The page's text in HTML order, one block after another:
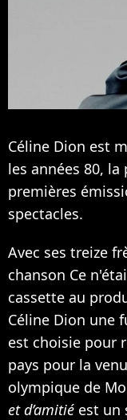
Céline Dion est
les années 80,
premières
spectacles.
Avec ses treize
chanson Ce
cassette au
Céline Dion une
est choisie pour
pays pour la
olympique de
et d’amitié est un